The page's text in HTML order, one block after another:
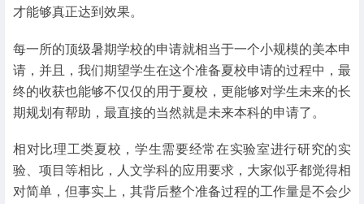
才能够真正达到效果。
每一所的顶级暑期学校的申请就相当于一个小规模的美本申
请，并且，我们期望学生在这个准备夏校申请的过程中，最
终的收获也能够不仅仅的用于夏校，更能够对学生未来的长
期规划有帮助，最直接的当然就是未来本科的申请了。
相对比理工类夏校，学生需要经常在实验室进行研究的实
验、项目等相比，人文学科的应用要求，大家似乎都觉得相
对简单，但事实上，其背后整个准备过程的工作量是不会少